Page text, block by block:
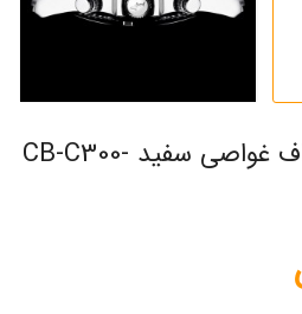
ساعت مچی کرونوگراف غواصی سفید CB-C300-